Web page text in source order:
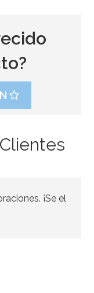
¡Se el